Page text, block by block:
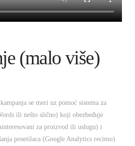
(malo više)
se meri uz pomoć sistema za
ili nešto slično) koji obezbeđuje
za proizvod ili uslugu) i
posetilaca (Google Analytics recimo).